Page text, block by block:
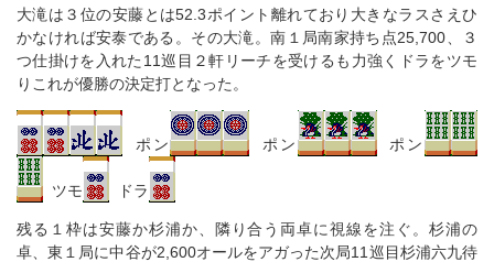
大滝は３位の安藤とは52.3ポイント離れており大きなラスさえひ
かなければ安泰である。その大滝。南１局南家持ち点25,700、３
つ仕掛けを入れた11巡目２軒リーチを受けるも力強くドラをツモ
りこれが優勝の決定打となった。
ポン ポン ポン
ツモ ドラ
残る１枠は安藤か杉浦か、隣り合う両卓に視線を注ぐ。杉浦の
卓、東１局に中谷が2,600オールをアガった次局11巡目杉浦六九待